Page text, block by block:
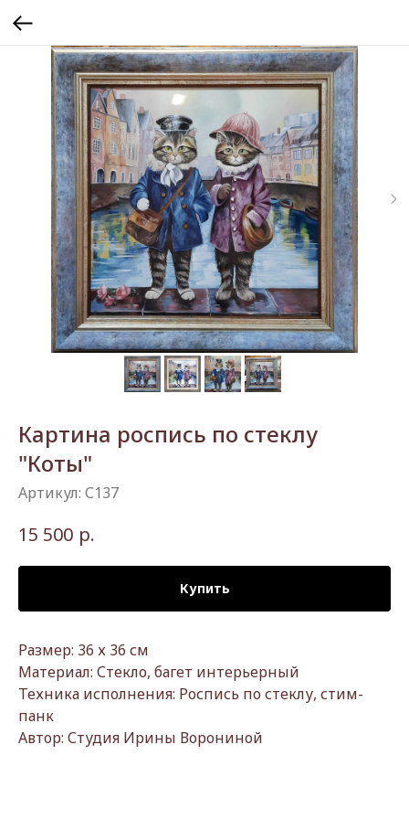
Картина роспись по стеклу
"Коты"
Артикул: С137
15 500 р.
Купить
Размер: 36 х 36 см
Материал: Стекло, багет интерьерный
Техника исполнения: Роспись по стеклу, стим-
панк
Автор: Студия Ирины Ворониной